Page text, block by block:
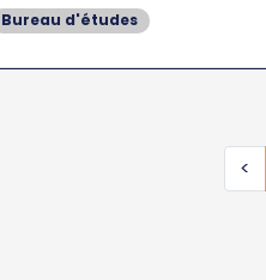
Bureau d'études
<